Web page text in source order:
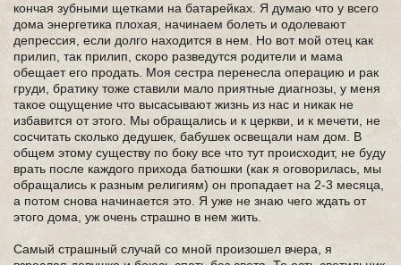
кончая зубными щетками на батарейках. Я думаю что у всего
дома энергетика плохая, начинаем болеть и одолевают
депрессия, если долго находится в нем. Но вот мой отец как
прилип, так прилип, скоро разведутся родители и мама
обещает его продать. Моя сестра перенесла операцию и рак
груди, братику тоже ставили мало приятные диагнозы, у меня
такое ощущение что высасывают жизнь из нас и никак не
избавится от этого. Мы обращались и к церкви, и к мечети, не
сосчитать сколько дедушек, бабушек освещали нам дом. В
общем этому существу по боку все что тут происходит, не буду
врать после каждого прихода батюшки (как я оговорилась, мы
обращались к разным религиям) он пропадает на 2-3 месяца,
а потом снова начинается это. Я уже не знаю чего ждать от
этого дома, уж очень страшно в нем жить.
Самый страшный случай со мной произошел вчера, я